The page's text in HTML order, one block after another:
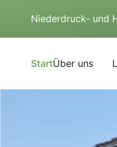
Niederdruck- und
StartÜber uns